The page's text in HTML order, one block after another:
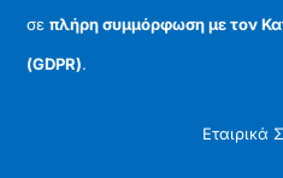
σεπλήρη συμμόρφωση με τον
(GDPR).
Εταιρικά